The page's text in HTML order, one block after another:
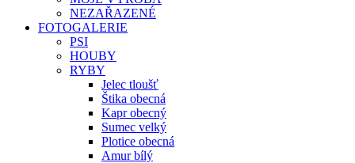
NEZAŘAZENÉ
FOTOGALERIE
PSI
HOUBY
RYBY
Jelec tloušť
Štika obecná
Kapr obecný
Sumec velký
Plotice obecná
Amur bílý